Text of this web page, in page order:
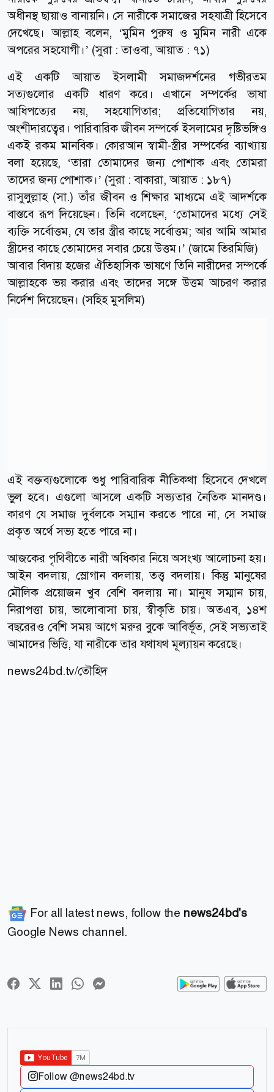
অধীনস্থ ছায়াও বানায়নি। সে নারীকে সমাজের সহযাত্রী হিসেবে
দেখেছে। আল্লাহ বলেন, ‘মুমিন পুরুষ ও মুমিন নারী একে
অপরের সহযোগী।’ (সুরা : তাওবা, আয়াত : ৭১)
এই একটি আয়াত ইসলামী সমাজদর্শনের গভীরতম
সত্যগুলোর একটি ধারণ করে। এখানে সম্পর্কের ভাষা
আধিপত্যের নয়, সহযোগিতার; প্রতিযোগিতার নয়,
অংশীদারত্বের। পারিবারিক জীবন সম্পর্কে ইসলামের দৃষ্টিভঙ্গিও
একই রকম মানবিক। কোরআন স্বামী-স্ত্রীর সম্পর্কের ব্যাখ্যায়
বলা হয়েছে, ‘তারা তোমাদের জন্য পোশাক এবং তোমরা
তাদের জন্য পোশাক।’ (সুরা : বাকারা, আয়াত : ১৮৭)
রাসুলুল্লাহ (সা.) তাঁর জীবন ও শিক্ষার মাধ্যমে এই আদর্শকে
বাস্তবে রূপ দিয়েছেন। তিনি বলেছেন, ‘তোমাদের মধ্যে সেই
ব্যক্তি সর্বোত্তম, যে তার স্ত্রীর কাছে সর্বোত্তম; আর আমি আমার
স্ত্রীদের কাছে তোমাদের সবার চেয়ে উত্তম।’ (জামে তিরমিজি)
আবার বিদায় হজের ঐতিহাসিক ভাষণে তিনি নারীদের সম্পর্কে
আল্লাহকে ভয় করার এবং তাদের সঙ্গে উত্তম আচরণ করার
নির্দেশ দিয়েছেন। (সহিহ মুসলিম)
এই বক্তব্যগুলোকে শুধু পারিবারিক নীতিকথা হিসেবে দেখলে
ভুল হবে। এগুলো আসলে একটি সভ্যতার নৈতিক মানদণ্ড।
কারণ যে সমাজ দুর্বলকে সম্মান করতে পারে না, সে সমাজ
প্রকৃত অর্থে সভ্য হতে পারে না।
আজকের পৃথিবীতে নারী অধিকার নিয়ে অসংখ্য আলোচনা হয়।
আইন বদলায়, স্লোগান বদলায়, তত্ত্ব বদলায়। কিন্তু মানুষের
মৌলিক প্রয়োজন খুব বেশি বদলায় না। মানুষ সম্মান চায়,
নিরাপত্তা চায়, ভালোবাসা চায়, স্বীকৃতি চায়। অতএব, ১৪শ
বছরেরও বেশি সময় আগে মরুর বুকে আবির্ভূত, সেই সভ্যতাই
আমাদের ভিত্তি, যা নারীকে তার যথাযথ মূল্যায়ন করেছে।
news24bd.tv/তৌহিদ
For all latest news, follow the news24bd's
Google News channel.
Follow @news24bd.tv